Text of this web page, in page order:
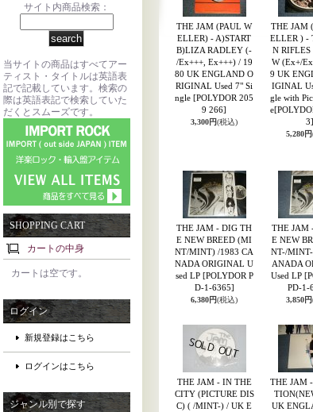
サイト内商品検索：
当サイトの商品はすべてアー
ティスト・タイトルは英語表
記で記載しています。検索の
際は英語表記で検索していた
だくとスムーズです。
SHOPPING CART
カートの中身
カートは空です。
ログイン
新規登録はこちら
ログインはこちら
ジャンル別で探す
THE JAM (PAUL W
ELLER) - A)START
B)LIZA RADLEY (-
/Ex+++, Ex+++) / 19
80 UK ENGLAND O
RIGINAL Used 7" Si
ngle [POLYDOR 205
9 266]
3,300円(税込)
THE JAM
ELLER ) -
N RIFLES
W (Ex+/
9 UK
IGINAL
gle with
e
3]
5,280円
THE JAM - DIG TH
E NEW BREED (MI
NT/MINT) /1983 CA
NADA ORIGINAL U
sed LP [POLYDOR P
D-1-6365]
6,380円(税込)
THE JAM
E NEW
NT-/
ANADA
Used LP
PD-1-
3,850円
THE JAM - IN THE
CITY (PICTURE DIS
C) ( /MINT-) / UK E
THE JAM
UK